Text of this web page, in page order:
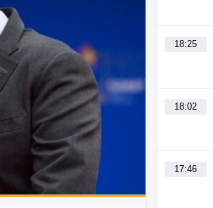
18:25
18:02
17:46